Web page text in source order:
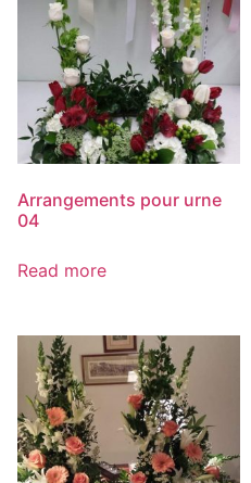
Arrangements pour urne
04
Read more